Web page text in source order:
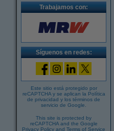
Trabajamos con:
Síguenos en redes:
Este sitio está protegido por
reCAPTCHA y se aplican la Política
de privacidad y los términos de
servicio de Google
This site is protected by
reCAPTCHA and the Google
Privacy Policy and Terms of Service